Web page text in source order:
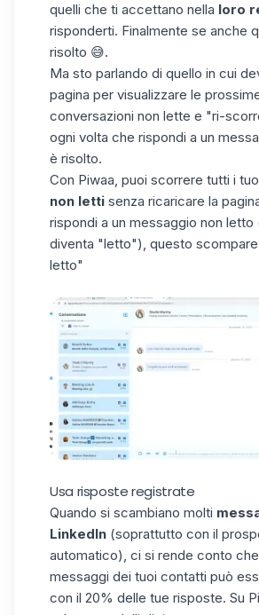
quelli che ti accettano nella loro
risponderti. Finalmente se anche
risolto 😅.
Ma sto parlando di quello in cui
pagina per visualizzare le
conversazioni non lette e "ri-
ogni volta che rispondi a un
è risolto.
Con Piwaa, puoi scorrere tutti i
non letti senza ricaricare la
rispondi a un messaggio non letto
diventa "letto"), questo
letto"
Usa risposte registrate
Quando si scambiano molti
LinkedIn (soprattutto con il
automatico), ci si rende conto
messaggi dei tuoi contatti può
con il 20% delle tue risposte. Su